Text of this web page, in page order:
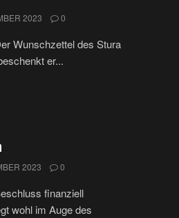
2023 0
Wunschzettel des Stura
er...
2023 0
finanziell
wohl im Auge des